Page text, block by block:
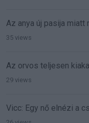
Az anya új pasija miatt
35 views
Az orvos teljesen
29 views
Vicc: Egy nő elnézi a